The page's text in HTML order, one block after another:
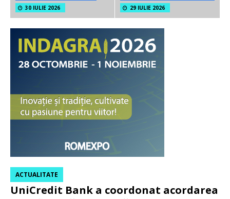
30 IULIE 2026 29 IULIE 2026
UniCredit Bank a coordonat acordarea
ACTUALITATE